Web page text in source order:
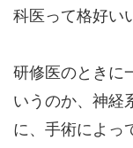
科医って格好い
研修医のときに
いうのか、神経
に、手術によっ